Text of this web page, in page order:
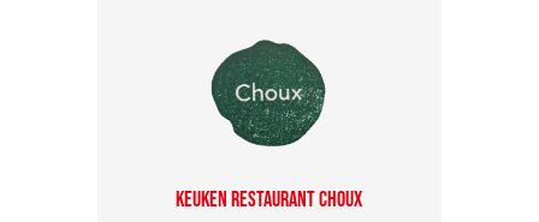
KEUKEN RESTAURANT CHOUX